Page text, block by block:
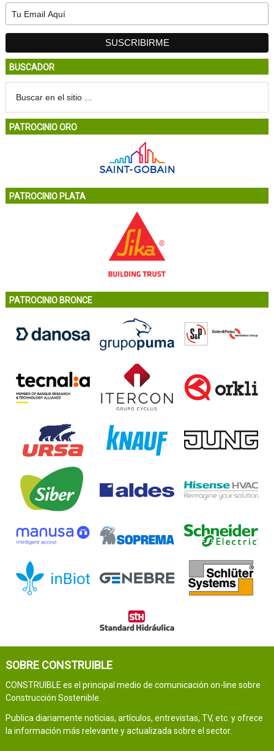
BUSCADOR
PATROCINIO ORO
PATROCINIO PLATA
PATROCINIO BRONCE
SOBRE CONSTRUIBLE
CONSTRUIBLE es el principal medio de comunicación on-line sobre
Construcción Sostenible.
Publica diariamente noticias, artículos, entrevistas, TV, etc. y ofrece
la información más relevante y actualizada sobre el sector.